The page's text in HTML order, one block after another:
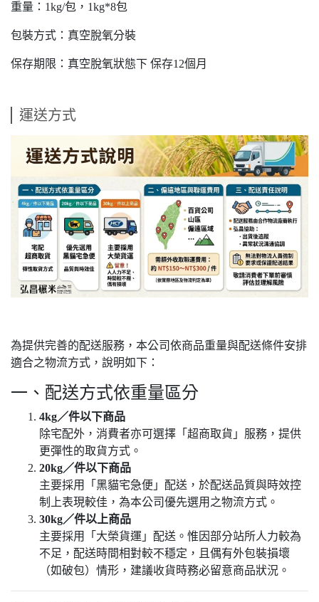
重量：1kg/包，1kg*8包
包裝方式：真空脫氧分裝
保存期限：真空脫氧狀態下 保存12個月
運送方式
為提供完善的配送服務，本公司依商品重量與配送條件安排
適合之物流方式，說明如下：
一、配送方式依重量區分
4kg／件以下商品
除宅配外，消費者亦可選擇「超商取貨」服務，提供
更彈性的取貨方式。
20kg／件以下商品
主要採用「黑貓宅急便」配送，於配送品質與時效控
制上表現較佳，為本公司優先選用之物流方式。
30kg／件以上商品
主要採用「大榮貨運」配送。惟因部分站所人力較為
不足，配送時間相對較不穩定，且偶有外包裝損壞
（如破包）情形，建議收貨時務必留意商品狀況。